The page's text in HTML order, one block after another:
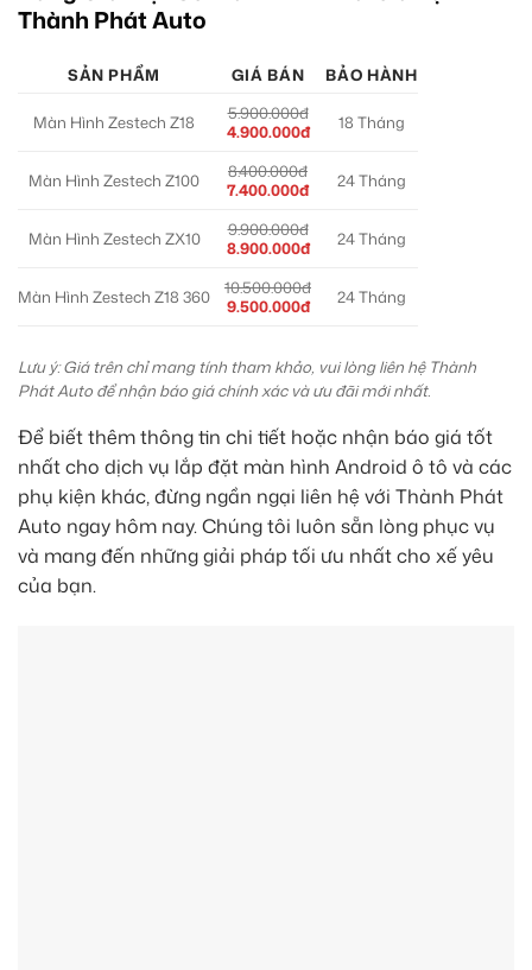
Thành Phát Auto
SẢN PHẨM GIÁ BÁN BẢO HÀNH
Màn Hình Zestech Z18
5.900.000đ
4.900.000đ
18 Tháng
Màn Hình Zestech Z100
8.400.000đ
7.400.000đ
24 Tháng
Màn Hình Zestech ZX10
9.900.000đ
8.900.000đ
24 Tháng
Màn Hình Zestech Z18 360
10.500.000đ
9.500.000đ
24 Tháng
Lưu ý: Giá trên chỉ mang tính tham khảo, vui lòng liên hệ Thành
Phát Auto để nhận báo giá chính xác và ưu đãi mới nhất.
Để biết thêm thông tin chi tiết hoặc nhận báo giá tốt
nhất cho dịch vụ lắp đặt màn hình Android ô tô và các
phụ kiện khác, đừng ngần ngại liên hệ với Thành Phát
Auto ngay hôm nay. Chúng tôi luôn sẵn lòng phục vụ
và mang đến những giải pháp tối ưu nhất cho xế yêu
của bạn.